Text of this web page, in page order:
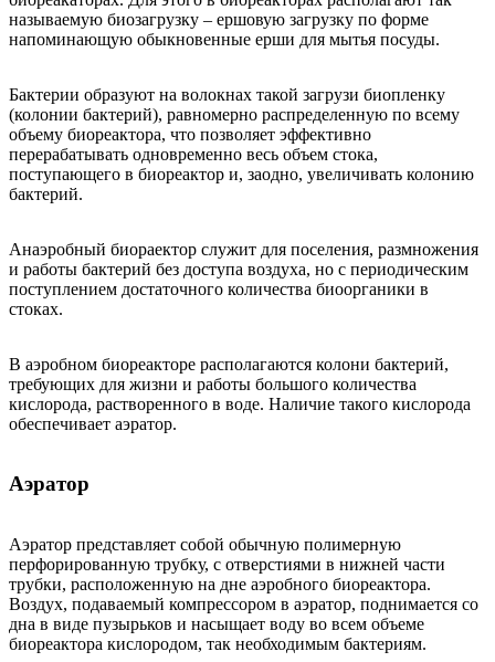
называемую биозагрузку – ершовую загрузку по форме
напоминающую обыкновенные ерши для мытья посуды.
Бактерии образуют на волокнах такой загрузи биопленку
(колонии бактерий), равномерно распределенную по всему
объему биореактора, что позволяет эффективно
перерабатывать одновременно весь объем стока,
поступающего в биореактор и, заодно, увеличивать колонию
бактерий.
Анаэробный биораектор служит для поселения, размножения
и работы бактерий без доступа воздуха, но с периодическим
поступлением достаточного количества биоорганики в
стоках.
В аэробном биореакторе располагаются колони бактерий,
требующих для жизни и работы большого количества
кислорода, растворенного в воде. Наличие такого кислорода
обеспечивает аэратор.
Аэратор
Аэратор представляет собой обычную полимерную
перфорированную трубку, с отверстиями в нижней части
трубки, расположенную на дне аэробного биореактора.
Воздух, подаваемый компрессором в аэратор, поднимается со
дна в виде пузырьков и насыщает воду во всем объеме
биореактора кислородом, так необходимым бактериям.